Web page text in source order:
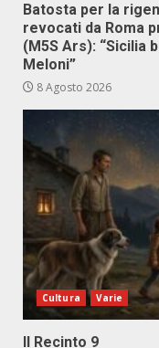
Batosta per la
revocati da Roma
(M5S Ars): “Sicilia
Meloni”
8 Agosto 2026
Cultura Varie
Il Recinto 9